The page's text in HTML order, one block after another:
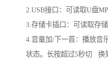
2.USB接口：可读取U盘
3.存储卡插口：可读取存
4.音量加/下一首：播放音
状态。长按超过5秒切 换